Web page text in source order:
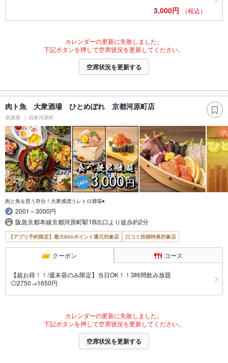
3,000円 （税込）
カレンダーの更新に失敗しました。
下記ボタンを押して空席状況を更新してください。
空席状況を更新する
肉ト魚 大衆酒場 ひとめぼれ 京都河原町店
居酒屋 四条河原町
肉と魚を思う存分！大衆感漂うレトロ酒場●
2001～3000円
阪急京都本線京都河原町駅1B出口より徒歩約2分
【アプリ予約限定】最大800ポイント還元対象店 口コミ投稿特典対象店
クーポン コース
【超お得！！/週末昼のみ限定】当日OK！！3時間飲み放題
◎2750→1650円
カレンダーの更新に失敗しました。
下記ボタンを押して空席状況を更新してください。
空席状況を更新する